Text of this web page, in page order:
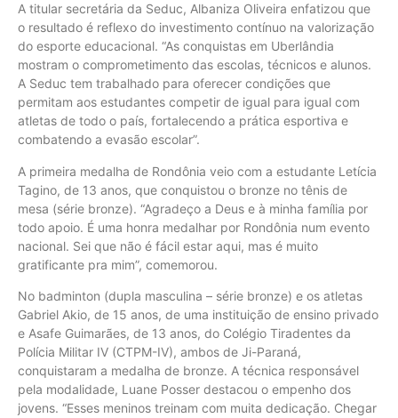
A titular secretária da Seduc, Albaniza Oliveira enfatizou que
o resultado é reflexo do investimento contínuo na valorização
do esporte educacional. “As conquistas em Uberlândia
mostram o comprometimento das escolas, técnicos e alunos.
A Seduc tem trabalhado para oferecer condições que
permitam aos estudantes competir de igual para igual com
atletas de todo o país, fortalecendo a prática esportiva e
combatendo a evasão escolar”.
A primeira medalha de Rondônia veio com a estudante Letícia
Tagino, de 13 anos, que conquistou o bronze no tênis de
mesa (série bronze). “Agradeço a Deus e à minha família por
todo apoio. É uma honra medalhar por Rondônia num evento
nacional. Sei que não é fácil estar aqui, mas é muito
gratificante pra mim”, comemorou.
No badminton (dupla masculina – série bronze) e os atletas
Gabriel Akio, de 15 anos, de uma instituição de ensino privado
e Asafe Guimarães, de 13 anos, do Colégio Tiradentes da
Polícia Militar IV (CTPM-IV), ambos de Ji-Paraná,
conquistaram a medalha de bronze. A técnica responsável
pela modalidade, Luane Posser destacou o empenho dos
jovens. “Esses meninos treinam com muita dedicação. Chegar